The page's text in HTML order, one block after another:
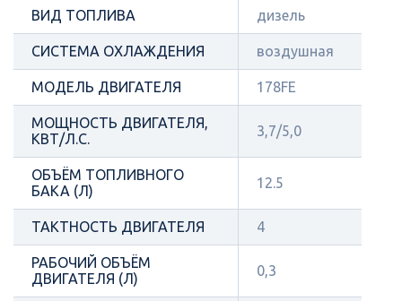
ВИД ТОПЛИВА дизель
СИСТЕМА ОХЛАЖДЕНИЯ воздушная
МОДЕЛЬ ДВИГАТЕЛЯ 178FE
МОЩНОСТЬ ДВИГАТЕЛЯ,
КВТ/Л.С.
3,7/5,0
ОБЪЁМ ТОПЛИВНОГО
БАКА (Л)
12.5
ТАКТНОСТЬ ДВИГАТЕЛЯ 4
РАБОЧИЙ ОБЪЁМ
ДВИГАТЕЛЯ (Л)
0,3